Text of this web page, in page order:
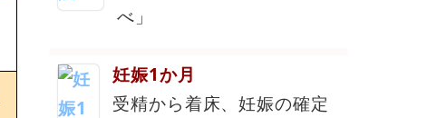
べ」
妊娠1か月
受精から着床、妊娠の確定